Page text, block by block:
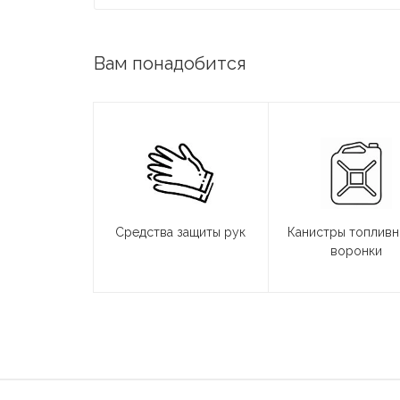
Вам понадобится
Средства защиты рук
Канистры
воронки